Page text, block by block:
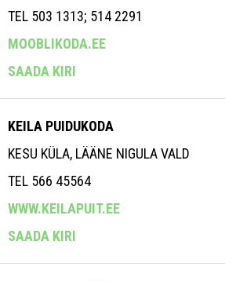
TEL 503 1313; 514 2291
MOOBLIKODA.EE
SAADA KIRI
KEILA PUIDUKODA
KESU KÜLA, LÄÄNE NIGULA VALD
TEL 566 45564
WWW.KEILAPUIT.EE
SAADA KIRI